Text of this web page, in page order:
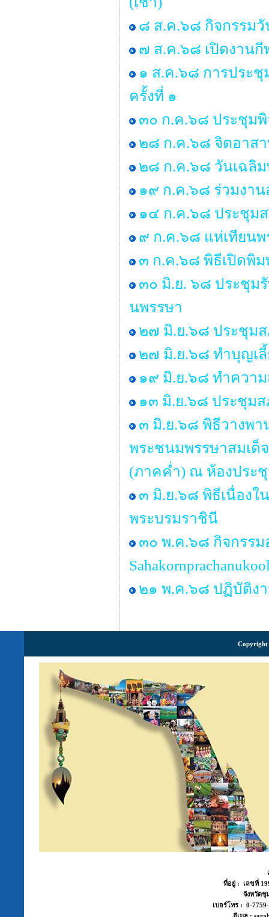
๘ ส.ค.๖๘ กิจกรรม
๗ ส.ค.๖๘ เปิดงานกี
๑ ส.ค.๖๘ การประ
ครั้งที่ ๑
๓๐ ก.ค.๖๘ ประชุม
๒๘ ก.ค.๖๘ จิตอาส
๒๘ ก.ค.๖๘ วันเฉลิม
๑๙ ก.ค.๖๘ ร่วมงา
๑๔ ก.ค.๖๘ ประชุม
๙ ก.ค.๖๘ แห่เทียน
๓ ก.ค.๖๘ พิธีเปิดพิ
๓๐ มิ.ย. ๖๘ ประชุม
นพรรษา
๒๗ มิ.ย.๖๘ ประชุม
๒๗ มิ.ย.๖๘ ทำบุญเลี้
๑๙ มิ.ย.๖๘ ทำควา
๑๓ มิ.ย.๖๘ ประชุมส
๓ มิ.ย.๖๘ พิธีวางพา
พระชนมพรรษาสมเด็
(ภาคค่ำ) ณ ห้องประ
๓ มิ.ย.๖๘ พิธีเนื่องใ
พระบรมราชินี
๓๐ พ.ค.๖๘ กิจกรร
๒๑ พ.ค.๖๘ ปฏิบัติง
Copyright
ที่อยู่ : เลขที่
จังหวัด
เบอร์โทร : 0-